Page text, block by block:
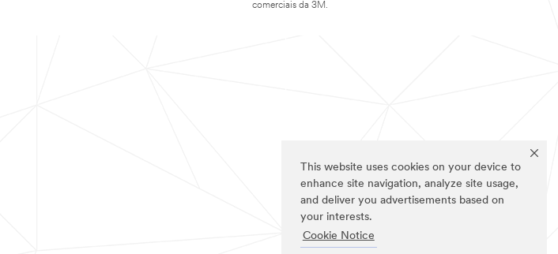
This website uses cookies on your device to
enhance site navigation, analyze site usage,
and deliver you advertisements based on
your interests.
Cookie Notice
comerciais da 3M.